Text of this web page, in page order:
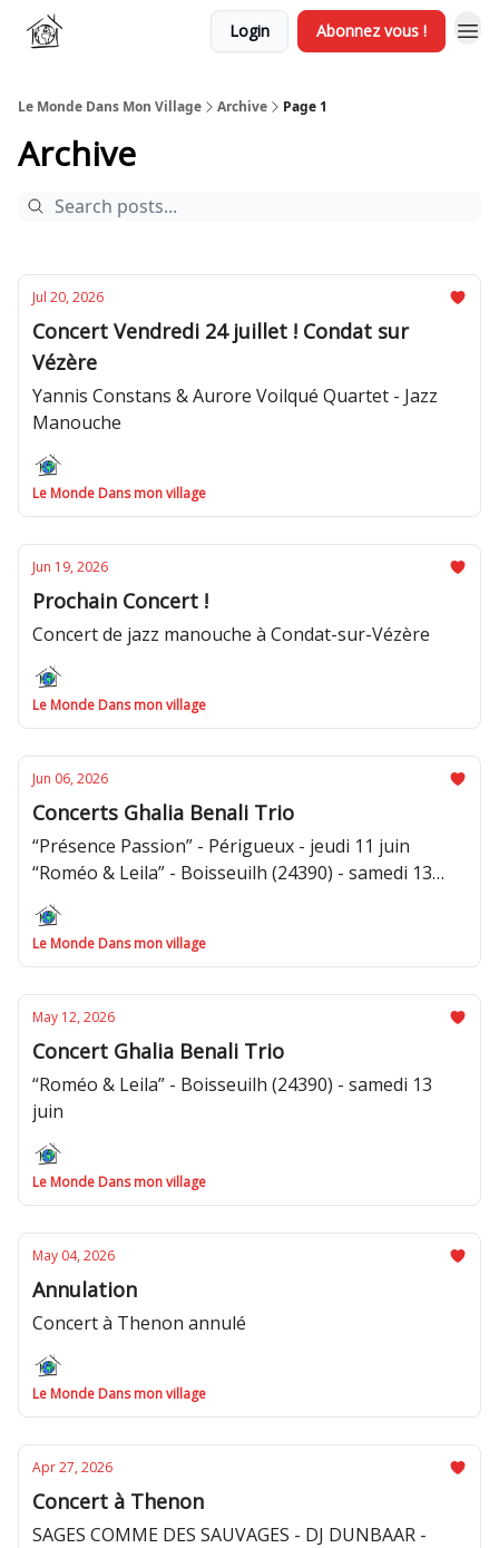
Login Abonnez vous !
Le Monde Dans Mon Village Archive Page 1
Archive
Jul 20, 2026
Concert Vendredi 24 juillet ! Condat sur
Vézère
Yannis Constans & Aurore Voilqué Quartet - Jazz
Manouche
Le Monde Dans mon village
Jun 19, 2026
Prochain Concert !
Concert de jazz manouche à Condat-sur-Vézère
Le Monde Dans mon village
Jun 06, 2026
Concerts Ghalia Benali Trio
“Présence Passion” - Périgueux - jeudi 11 juin
“Roméo & Leila” - Boisseuilh (24390) - samedi 13
juin
Le Monde Dans mon village
May 12, 2026
Concert Ghalia Benali Trio
“Roméo & Leila” - Boisseuilh (24390) - samedi 13
juin
Le Monde Dans mon village
May 04, 2026
Annulation
Concert à Thenon annulé
Le Monde Dans mon village
Apr 27, 2026
Concert à Thenon
SAGES COMME DES SAUVAGES - DJ DUNBAAR -